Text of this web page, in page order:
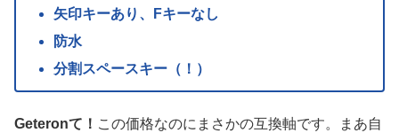
矢印キーあり、Fキーなし
防水
分割スペースキー（！）
Geteronて！ この価格なのにまさかの互換軸です。まあ自